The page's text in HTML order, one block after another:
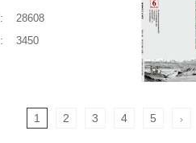
:
28608
: 3450
1 2 3 4 5 